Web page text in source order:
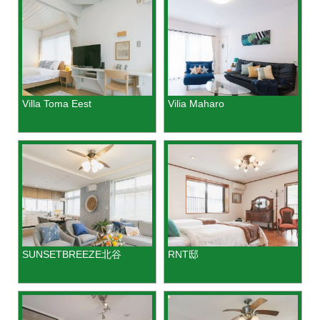
Villa Toma Eest Vilia Maharo
SUNSETBREEZE北谷 RNT邸